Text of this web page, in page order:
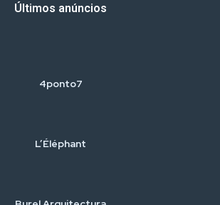
Últimos anúncios
4ponto7
L’Éléphant